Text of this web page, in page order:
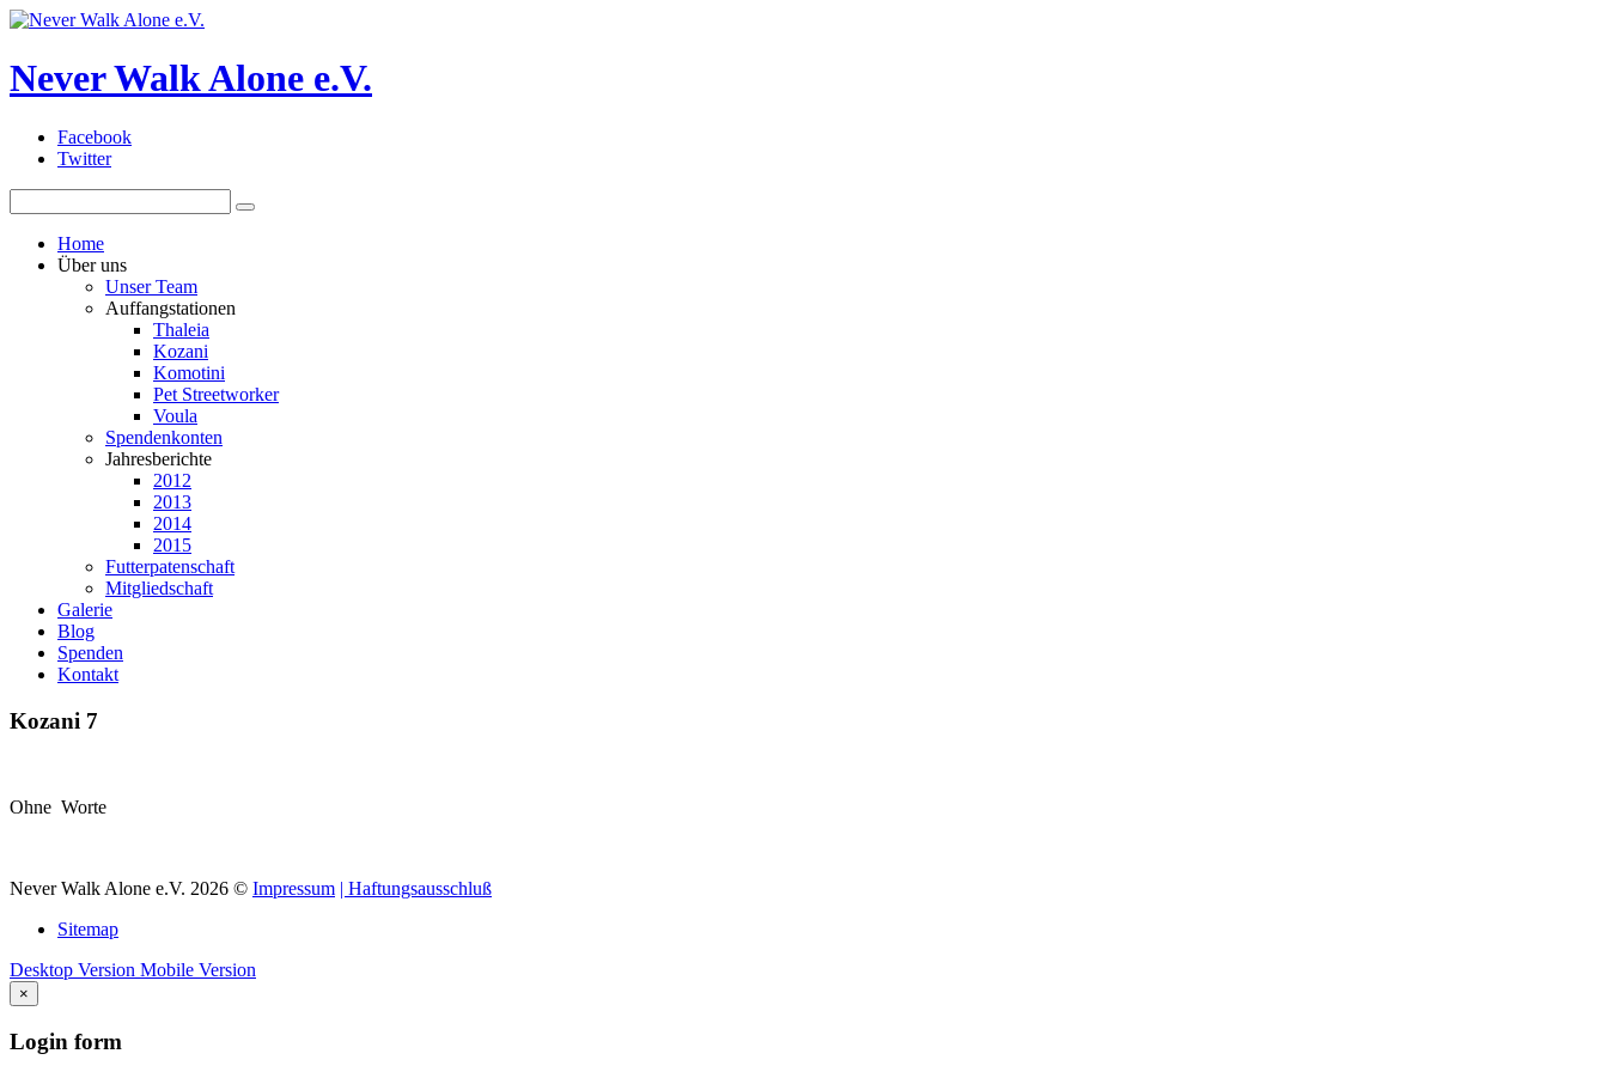
Never Walk Alone e.V.
Facebook
Twitter
Home
Über uns
Unser Team
Auffangstationen
Thaleia
Kozani
Komotini
Pet Streetworker
Voula
Spendenkonten
Jahresberichte
2012
2013
2014
2015
Futterpatenschaft
Mitgliedschaft
Galerie
Blog
Spenden
Kontakt
Kozani 7
Ohne Worte
Never Walk Alone e.V. 2026 © Impressum | Haftungsausschluß
Sitemap
Desktop Version Mobile Version
×
Login form